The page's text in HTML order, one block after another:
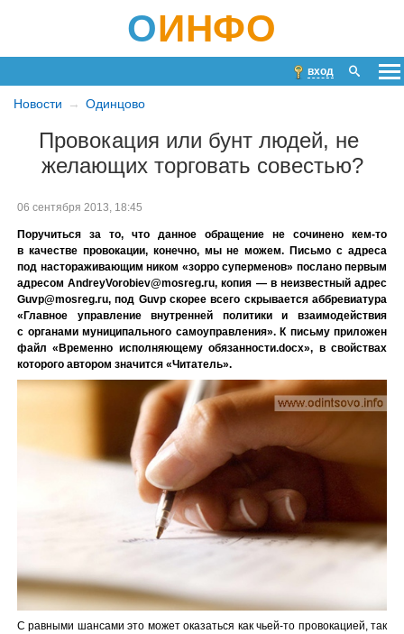
ОИНФО
вход
Новости Одинцово
Провокация или бунт людей, не
желающих торговать совестью?
06 сентября 2013, 18:45
Поручиться за то, что данное обращение не сочинено кем-то
в качестве провокации, конечно, мы не можем. Письмо с адреса
под настораживающим ником «зорро суперменов» послано первым
адресом AndreyVorobiev@mosreg.ru, копия — в неизвестный адрес
Guvp@mosreg.ru, под Guvp скорее всего скрывается аббревиатура
«Главное управление внутренней политики и взаимодействия
с органами муниципального самоуправления». К письму приложен
файл «Временно исполняющему обязанности.docx», в свойствах
которого автором значится «Читатель».
С равными шансами это может оказаться как чьей-то провокацией, так